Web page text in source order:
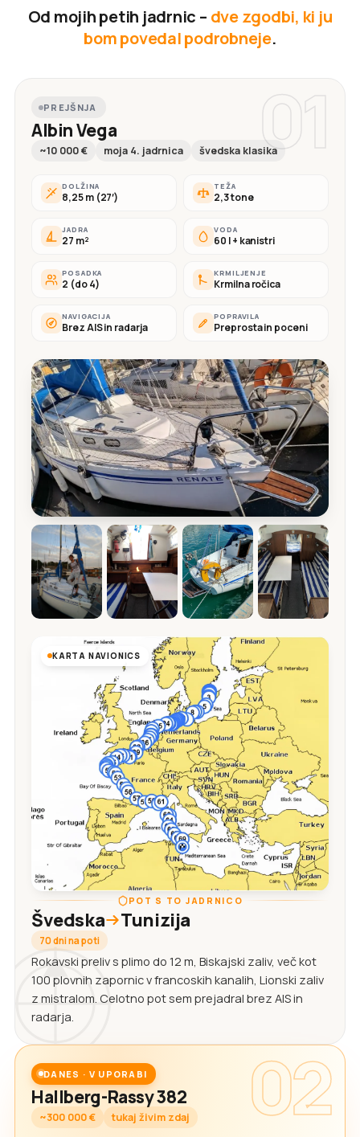
Od mojih petih jadrnic – dve zgodbi, ki ju
bom povedal podrobneje.
01
PREJŠNJA
Albin Vega
~10 000 € moja 4. jadrnica švedska klasika
DOLŽINA
8,25 m (27′)
TEŽA
2,3 tone
JADRA
27 m²
VODA
60 l + kanistri
POSADKA
2 (do 4)
KRMILJENJE
Krmilna ročica
NAVIGACIJA
Brez AIS in radarja
POPRAVILA
Preprosta in poceni
KARTA NAVIONICS
POT S TO JADRNICO
Švedska Tunizija
70 dni na poti
Rokavski preliv s plimo do 12 m, Biskajski zaliv, več kot
100 plovnih zapornic v francoskih kanalih, Lionski zaliv
z mistralom. Celotno pot sem prejadral brez AIS in
radarja.
02
DANES · V UPORABI
Hallberg-Rassy 382
~300 000 € tukaj živim zdaj